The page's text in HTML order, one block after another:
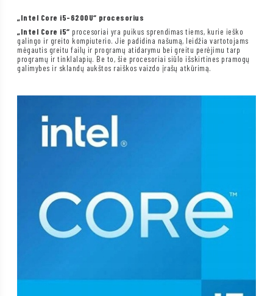
„Intel Core i5-6200U“ procesorius
„Intel Core i5“ procesoriai yra puikus sprendimas tiems, kurie ieško
galingo ir greito kompiuterio. Jie padidina našumą, leidžia vartotojams
mėgautis greitu failų ir programų atidarymu bei greitu perėjimu tarp
programų ir tinklalapių. Be to, šie procesoriai siūlo išskirtines pramogų
galimybes ir sklandų aukštos raiškos vaizdo įrašų atkūrimą.